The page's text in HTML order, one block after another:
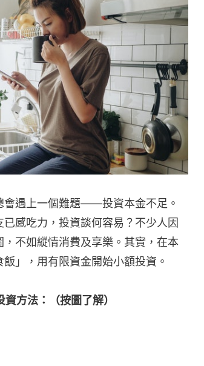
會遇上一個難題——投資本金不足。
感吃力，投資談何容易？不少人因
不如縱情消費及享樂。其實，在本
」，用有限資金開始小額投資。
方法：（按圖了解）